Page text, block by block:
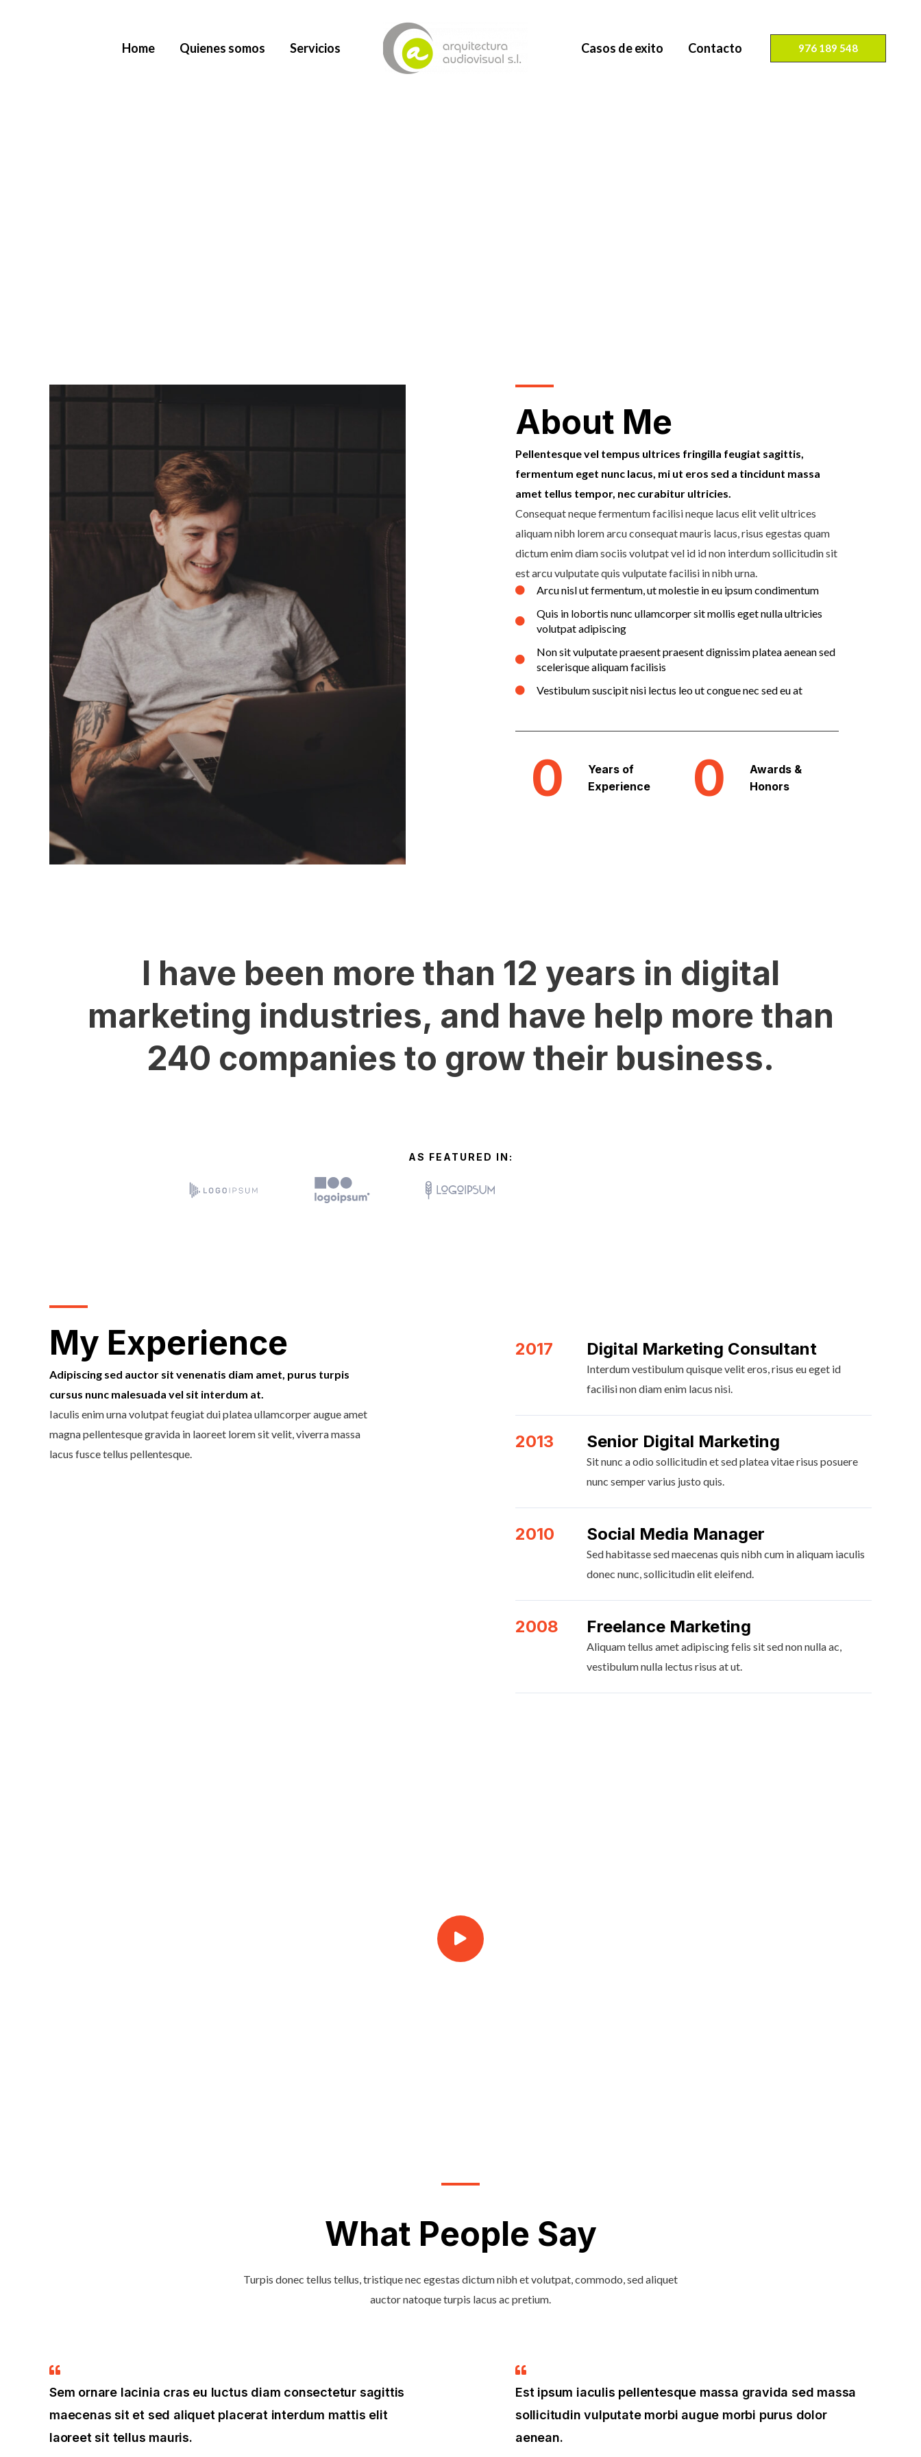
Home Quienes somos Servicios Casos de exito Contacto 976 189 548
About Me
Pellentesque vel tempus ultrices fringilla feugiat sagittis,
fermentum eget nunc lacus, mi ut eros sed a tincidunt massa
amet tellus tempor, nec curabitur ultricies.
Consequat neque fermentum facilisi neque lacus elit velit ultrices
aliquam nibh lorem arcu consequat mauris lacus, risus egestas quam
dictum enim diam sociis volutpat vel id id non interdum sollicitudin sit
est arcu vulputate quis vulputate facilisi in nibh urna.
Arcu nisl ut fermentum, ut molestie in eu ipsum condimentum
Quis in lobortis nunc ullamcorper sit mollis eget nulla ultricies
volutpat adipiscing
Non sit vulputate praesent praesent dignissim platea aenean sed
scelerisque aliquam facilisis
Vestibulum suscipit nisi lectus leo ut congue nec sed eu at
0
Years of
Experience
0
Awards &
Honors
I have been more than 12 years in digital
marketing industries, and have help more than
240 companies to grow their business.
AS FEATURED IN:
My Experience
Adipiscing sed auctor sit venenatis diam amet, purus turpis
cursus nunc malesuada vel sit interdum at.
Iaculis enim urna volutpat feugiat dui platea ullamcorper augue amet
magna pellentesque gravida in laoreet lorem sit velit, viverra massa
lacus fusce tellus pellentesque.
2017 Digital Marketing Consultant
Interdum vestibulum quisque velit eros, risus eu eget id
facilisi non diam enim lacus nisi.
2013 Senior Digital Marketing
Sit nunc a odio sollicitudin et sed platea vitae risus posuere
nunc semper varius justo quis.
2010 Social Media Manager
Sed habitasse sed maecenas quis nibh cum in aliquam iaculis
donec nunc, sollicitudin elit eleifend.
2008 Freelance Marketing
Aliquam tellus amet adipiscing felis sit sed non nulla ac,
vestibulum nulla lectus risus at ut.
What People Say
Turpis donec tellus tellus, tristique nec egestas dictum nibh et volutpat, commodo, sed aliquet
auctor natoque turpis lacus ac pretium.
Sem ornare lacinia cras eu luctus diam consectetur sagittis
maecenas sit et sed aliquet placerat interdum mattis elit
laoreet sit tellus mauris.
Est ipsum iaculis pellentesque massa gravida sed massa
sollicitudin vulputate morbi augue morbi purus dolor
aenean.